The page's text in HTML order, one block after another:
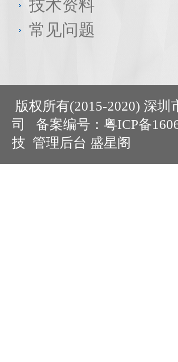
技术资料
常见问题
版权所有(2015-2020) 深
司 备案编号：粤ICP备
技 管理后台 盛星阁